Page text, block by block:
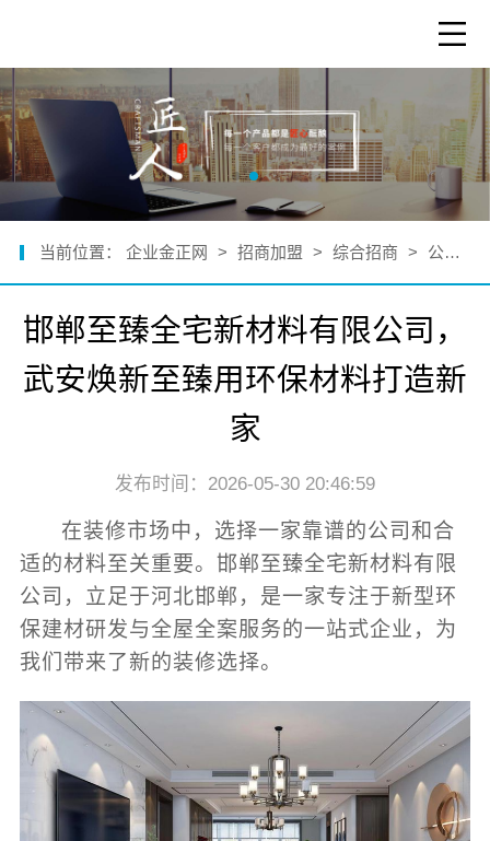
当前位置： 企业金正网 > 招商加盟 > 综合招商 > 公司新闻
邯郸至臻全宅新材料有限公司，
武安焕新至臻用环保材料打造新
家
发布时间：2026-05-30 20:46:59
在装修市场中，选择一家靠谱的公司和合
适的材料至关重要。邯郸至臻全宅新材料有限
公司，立足于河北邯郸，是一家专注于新型环
保建材研发与全屋全案服务的一站式企业，为
我们带来了新的装修选择。